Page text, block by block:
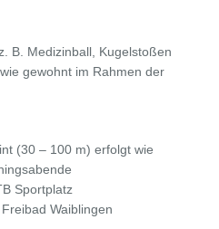
B. Medizinball, Kugelstoßen
gewohnt im Rahmen der
(30 – 100 m) erfolgt wie
Sportplatz
Waiblingen